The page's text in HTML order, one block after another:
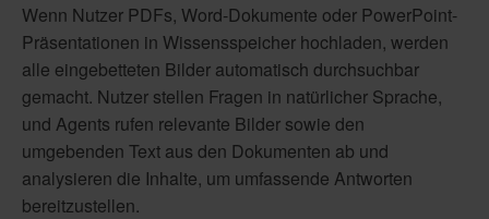
Wenn Nutzer PDFs, Word-Dokumente oder PowerPoint-
Präsentationen in Wissensspeicher hochladen, werden
alle eingebetteten Bilder automatisch durchsuchbar
gemacht. Nutzer stellen Fragen in natürlicher Sprache,
und Agents rufen relevante Bilder sowie den
umgebenden Text aus den Dokumenten ab und
analysieren die Inhalte, um umfassende Antworten
bereitzustellen.